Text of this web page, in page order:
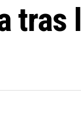
tras